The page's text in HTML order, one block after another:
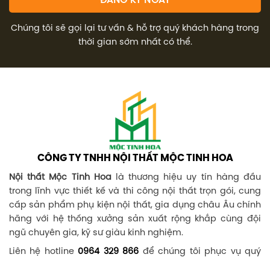
Chúng tôi sẽ gọi lại tư vấn & hỗ trợ quý khách hàng trong
thời gian sớm nhất có thể.
CÔNG TY TNHH NỘI THẤT MỘC TINH HOA
Nội thất Mộc Tinh Hoalà thương hiệu uy tín hàng đầu
trong lĩnh vực thiết kế và thi công nội thất trọn gói, cung
cấp sản phẩm phụ kiện nội thất, gia dụng châu Âu chính
hãng với hệ thống xưởng sản xuất rộng khắp cùng đội
ngũ chuyên gia, kỹ sư giàu kinh nghiệm.
Liên hệ hotline 0964 329 866 để chúng tôi phục vụ quý